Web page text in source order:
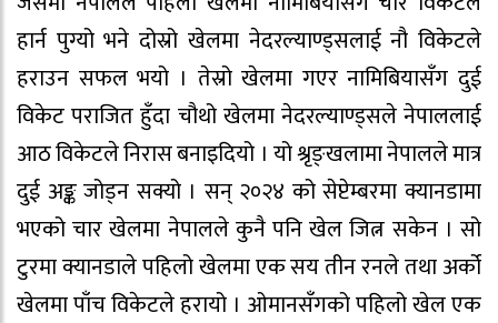
हार्न पुग्यो भने दोस्रो खेलमा नेदरल्याण्ड्सलाई नौ विकेटले
हराउन सफल भयो । तेस्रो खेलमा गएर नामिबियासँग दुई
विकेट पराजित हुँदा चौथो खेलमा नेदरल्याण्ड्सले नेपाललाई
आठ विकेटले निरास बनाइदियो । यो श्रृङ्खलामा नेपालले मात्र
दुई अङ्क जोड्न सक्यो । सन् २०२४ को सेप्टेम्बरमा क्यानडामा
भएको चार खेलमा नेपालले कुनै पनि खेल जित्न सकेन । सो
टुरमा क्यानडाले पहिलो खेलमा एक सय तीन रनले तथा अर्को
खेलमा पाँच विकेटले हरायो । ओमानसँगको पहिलो खेल एक